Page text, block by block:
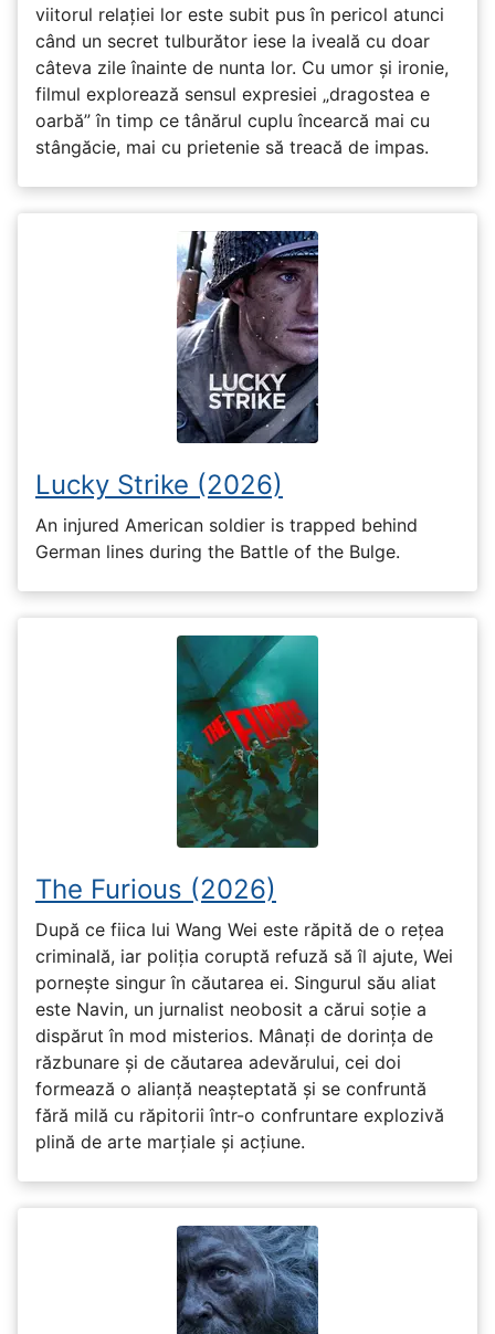
viitorul relației lor este subit pus în pericol atunci
când un secret tulburător iese la iveală cu doar
câteva zile înainte de nunta lor. Cu umor și ironie,
filmul explorează sensul expresiei „dragostea e
oarbă” în timp ce tânărul cuplu încearcă mai cu
stângăcie, mai cu prietenie să treacă de impas.
Lucky Strike (2026)
An injured American soldier is trapped behind
German lines during the Battle of the Bulge.
The Furious (2026)
După ce fiica lui Wang Wei este răpită de o rețea
criminală, iar poliția coruptă refuză să îl ajute, Wei
pornește singur în căutarea ei. Singurul său aliat
este Navin, un jurnalist neobosit a cărui soție a
dispărut în mod misterios. Mânați de dorința de
răzbunare și de căutarea adevărului, cei doi
formează o alianță neașteptată și se confruntă
fără milă cu răpitorii într-o confruntare explozivă
plină de arte marțiale și acțiune.